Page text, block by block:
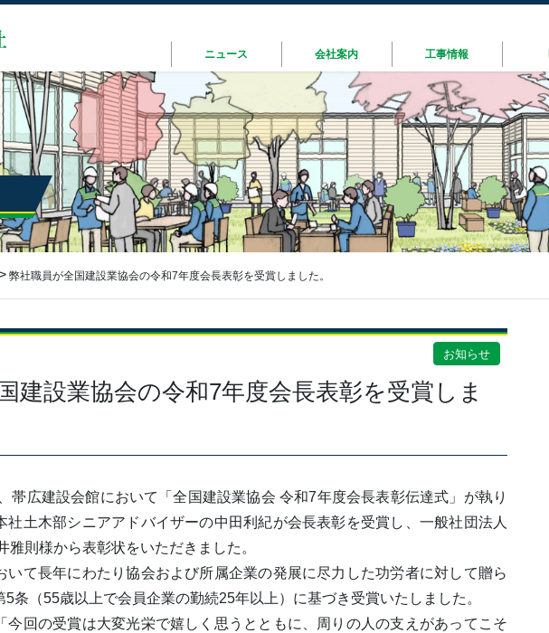
ニュース 会社案内 工事情報
弊社職員が全国建設業協会の令和7年度会長表彰を受賞しました。
お知らせ
建設業協会の令和7年度会長表彰を受賞しま
帯広建設会館において「全国建設業協会 令和7年度会長表彰伝達式」が執り
社土木部シニアアドバイザーの中田利紀が会長表彰を受賞し、一般社団法人
雅則様から表彰状をいただきました。
いて長年にわたり協会および所属企業の発展に尽力した功労者に対して贈ら
条（55歳以上で会員企業の勤続25年以上）に基づき受賞いたしました。
今回の受賞は大変光栄で嬉しく思うとともに、周りの人の支えがあってこそ